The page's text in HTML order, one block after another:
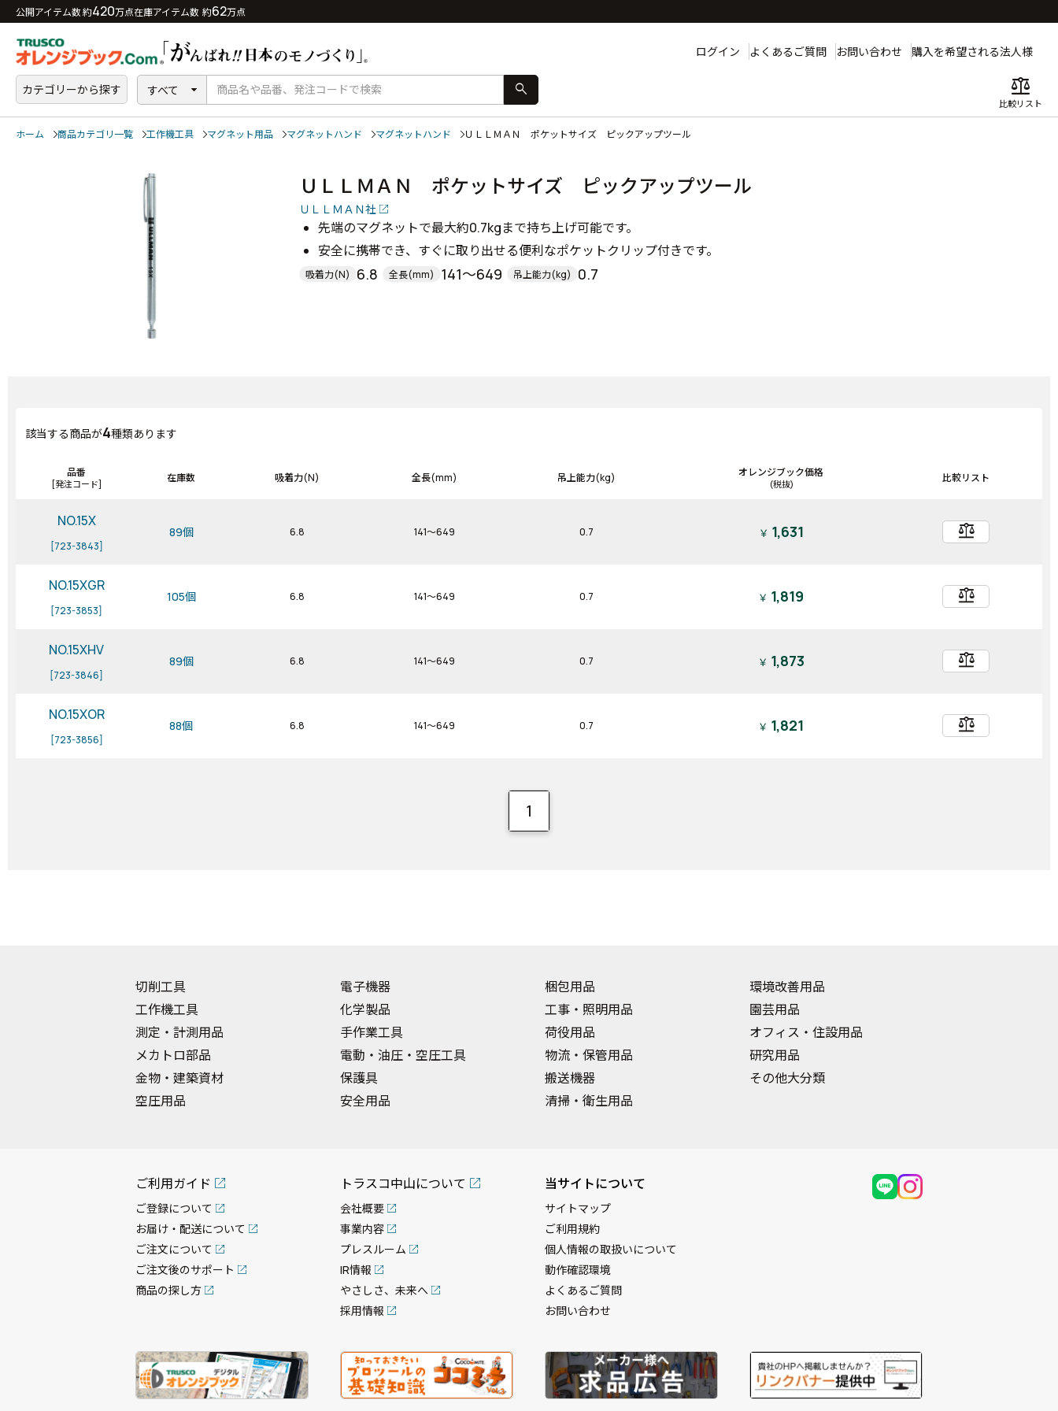
公開アイテム数 約420万点在庫アイテム数 約62万点
ログイン よくあるご質問 お問い合わせ 購入を希望される法人様
カテゴリーから探す すべて search balance
比較リスト
ホーム 商品カテゴリ一覧 工作機工具 マグネット用品 マグネットハンド マグネットハンド ＵＬＬＭＡＮ ポケットサイズ ピックアップツール
ＵＬＬＭＡＮ ポケットサイズ ピックアップツール
ＵＬＬＭＡＮ社
先端のマグネットで最大約0.7kgまで持ち上げ可能です。
安全に携帯でき、すぐに取り出せる便利なポケットクリップ付きです。
吸着力(N) 6.8 全長(mm) 141～649 吊上能力(kg) 0.7
該当する商品が4種類あります
品番
[発注コード] 在庫数 吸着力(N) 全長(mm) 吊上能力(kg) オレンジブック価格
(税抜) 比較リスト
NO.15X
[723-3843]
89個 6.8 141～649 0.7 ￥ 1,631 balance
NO.15XGR
[723-3853]
105個 6.8 141～649 0.7 ￥ 1,819 balance
NO.15XHV
[723-3846]
89個 6.8 141～649 0.7 ￥ 1,873 balance
NO.15XOR
[723-3856]
88個 6.8 141～649 0.7 ￥ 1,821 balance
1
切削工具
工作機工具
測定・計測用品
メカトロ部品
金物・建築資材
空圧用品
電子機器
化学製品
手作業工具
電動・油圧・空圧工具
保護具
安全用品
梱包用品
工事・照明用品
荷役用品
物流・保管用品
搬送機器
清掃・衛生用品
環境改善用品
園芸用品
オフィス・住設用品
研究用品
その他大分類
ご利用ガイド
ご登録について
お届け・配送について
ご注文について
ご注文後のサポート
商品の探し方
トラスコ中山について
会社概要
事業内容
プレスルーム
IR情報
やさしさ、未来へ
採用情報
当サイトについて
サイトマップ
ご利用規約
個人情報の取扱いについて
動作確認環境
よくあるご質問
お問い合わせ